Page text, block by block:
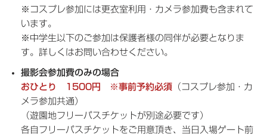
※コスプレ参加には更衣室利用・カメラ参加費も含まれて
います。
※中学生以下のご参加は保護者様の同伴が必要となりま
す。詳しくはお問い合わせください。
撮影会参加費のみの場合
おひとり 1500円 ※事前予約必須 （コスプレ参加・カ
メラ参加共通）
（遊園地フリーパスチケットが別途必要です）
各自フリーパスチケットをご用意頂き、当日入場ゲート前